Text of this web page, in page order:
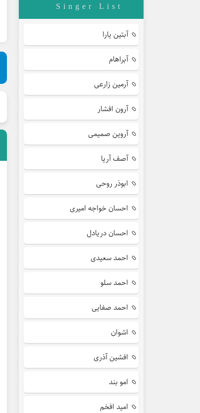
Singer List
آبتین یارا
آبراهام
آرمین زارعی
آرون افشار
آروین صمیمی
آصف آریا
ابوذر روحی
احسان خواجه امیری
احسان دریادل
احمد سعیدی
احمد سلو
احمد صفایی
اشوان
افشین آذری
امو بند
امید افخم